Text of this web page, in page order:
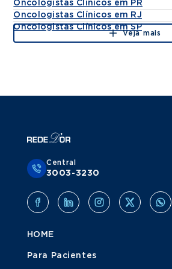
Oncologistas Clínicos em PR
Oncologistas Clínicos em RJ
Oncologistas Clínicos em SP
Veja mais
Central
3003-3230
HOME
Para Pacientes